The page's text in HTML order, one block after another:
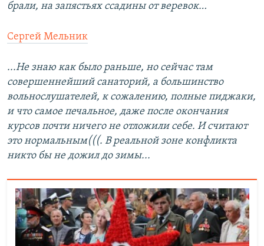
брали, на запястьях ссадины от веревок…
Сергей Мельник
...Не знаю как было раньше, но сейчас там
совершеннейший санаторий, а большинство
вольнослушателей, к сожалению, полные пиджаки,
и что самое печальное, даже после окончания
курсов почти ничего не отложили себе. И считают
это нормальным(((. В реальной зоне конфликта
никто бы не дожил до зимы...